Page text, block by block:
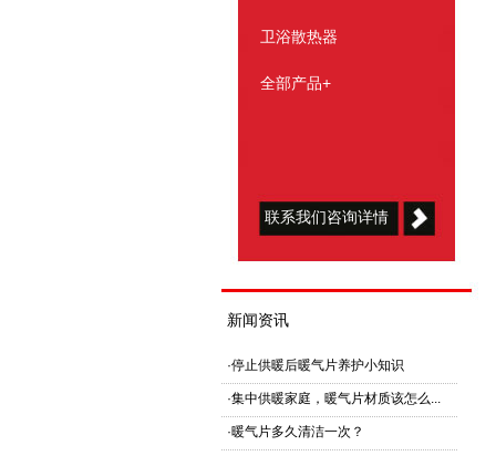
卫浴散热器
全部产品+
联系我们咨询详情
新闻资讯
·停止供暖后暖气片养护小知识
·集中供暖家庭，暖气片材质该怎么...
·暖气片多久清洁一次？